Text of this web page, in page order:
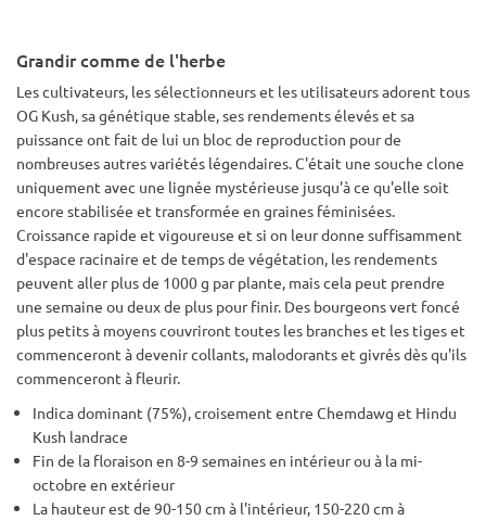
Grandir comme de l'herbe
Les cultivateurs, les sélectionneurs et les utilisateurs adorent tous
OG Kush, sa génétique stable, ses rendements élevés et sa
puissance ont fait de lui un bloc de reproduction pour de
nombreuses autres variétés légendaires. C'était une souche clone
uniquement avec une lignée mystérieuse jusqu'à ce qu'elle soit
encore stabilisée et transformée en graines féminisées.
Croissance rapide et vigoureuse et si on leur donne suffisamment
d'espace racinaire et de temps de végétation, les rendements
peuvent aller plus de 1000 g par plante, mais cela peut prendre
une semaine ou deux de plus pour finir. Des bourgeons vert foncé
plus petits à moyens couvriront toutes les branches et les tiges et
commenceront à devenir collants, malodorants et givrés dès qu'ils
commenceront à fleurir.
Indica dominant (75%), croisement entre Chemdawg et Hindu
Kush landrace
Fin de la floraison en 8-9 semaines en intérieur ou à la mi-
octobre en extérieur
La hauteur est de 90-150 cm à l'intérieur, 150-220 cm à